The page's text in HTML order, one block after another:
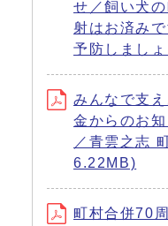
せ／飼い犬
射はお済み
予防しまし
みんなで支
金からのお
／青雲之志
6.22MB)
町村合併70